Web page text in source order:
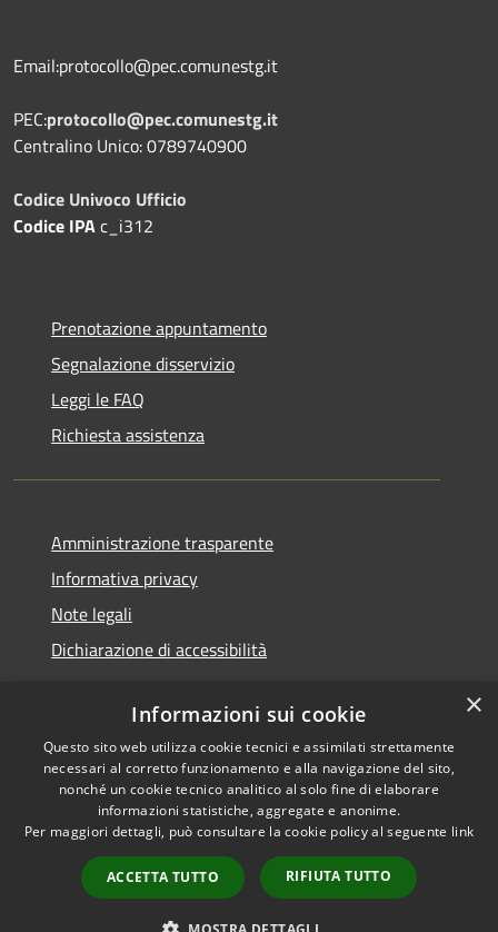
Email:protocollo@pec.comunestg.it
PEC:protocollo@pec.comunestg.it
Centralino Unico: 0789740900
Codice Univoco Ufficio
Codice IPAc_i312
Prenotazione appuntamento
Segnalazione disservizio
Leggi le FAQ
Richiesta assistenza
Amministrazione trasparente
Informativa privacy
Note legali
Dichiarazione di accessibilità
RSS
Accessibilità
Cookie
Mappa del sito
WebMail
Copyright © 2026 • Comune di
Santa Teresa Gallura •
Powered byMunicipium
Accesso redazione
×
Informazioni sui cookie
Questo sito web utilizza cookie tecnici e assimilati strettamente
necessari al corretto funzionamento e alla navigazione del sito,
nonché un cookie tecnico analitico al solo fine di elaborare
informazioni statistiche, aggregate e anonime.
Per maggiori dettagli, può consultare la cookie policy al seguente link
ACCETTA TUTTO RIFIUTA TUTTO